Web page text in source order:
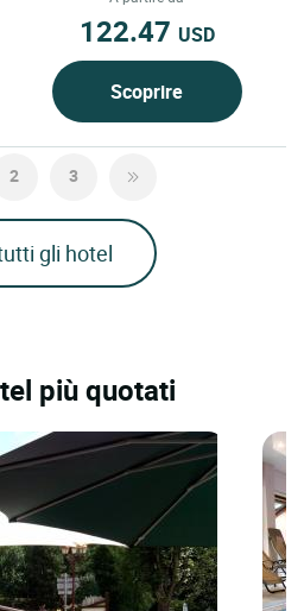
122.47 USD
Scoprire
2 3
gli hotel
più quotati